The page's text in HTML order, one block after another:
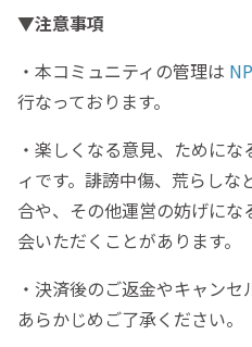
▼注意事項
・本コミュニティの管理は
行なっております。
・楽しくなる意見、ために
ィです。誹謗中傷、荒らし
合や、その他運営の妨げに
会いただくことがあります。
・決済後のご返金やキャンセ
あらかじめご了承ください。